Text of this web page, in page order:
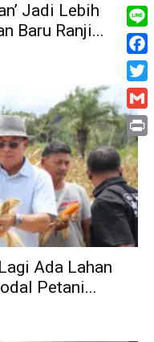
Jadi Lebih
Baru Ranji...
Ada Lahan
Petani...
Line
Print